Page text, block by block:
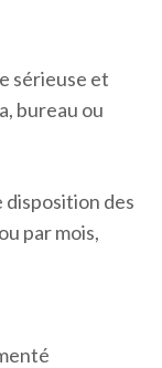
sérieuse et
bureau ou
disposition des
par mois,